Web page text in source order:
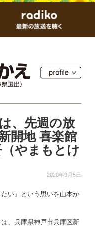
、先週の放
開地 喜楽館
やまもとけ
2020年9月5日
い』という思いを山本か
、兵庫県神戸市兵庫区新